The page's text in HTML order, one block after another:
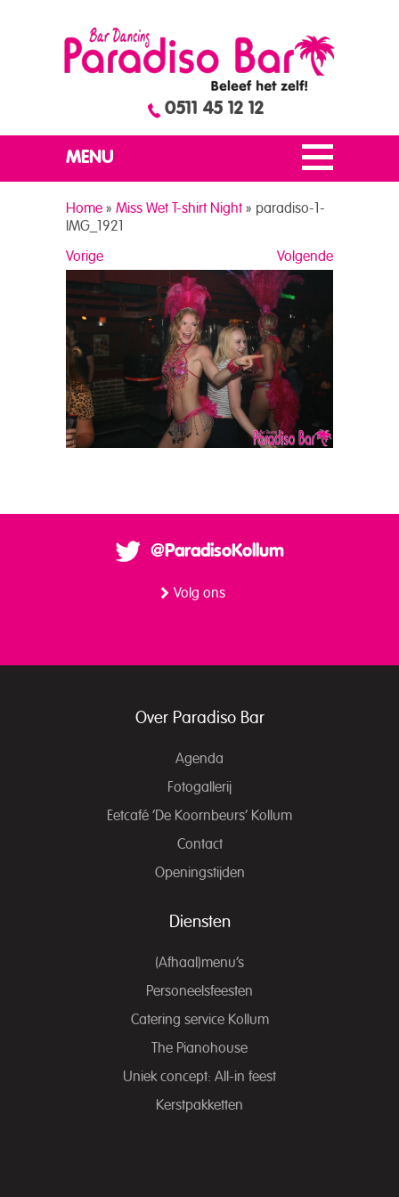
0511 45 12 12
MENU
Home » Miss Wet T-shirt Night » paradiso-1-
IMG_1921
Volgende
Vorige
@ParadisoKollum
Volg ons
Over Paradiso Bar
Agenda
Fotogallerij
Eetcafé ‘De Koornbeurs’ Kollum
Contact
Openingstijden
Diensten
(Afhaal)menu’s
Personeelsfeesten
Catering service Kollum
The Pianohouse
Uniek concept: All-in feest
Kerstpakketten